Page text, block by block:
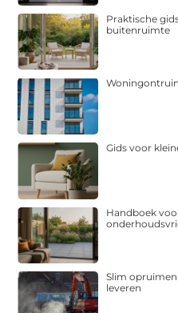
Praktische
buitenruimte
Gids voor
Handboek
Slim
leveren